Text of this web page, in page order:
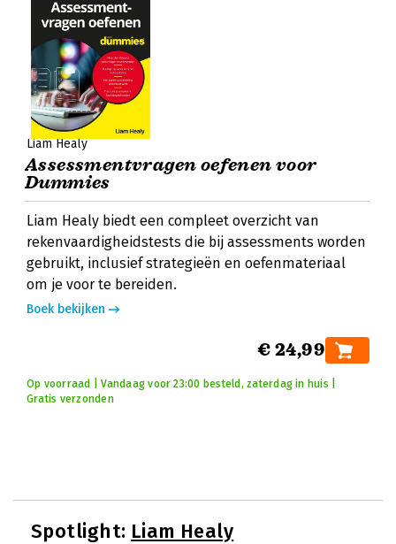
Liam Healy
Assessmentvragen oefenen voor
Dummies
Liam Healy biedt een compleet overzicht van
rekenvaardigheidstests die bij assessments worden
gebruikt, inclusief strategieën en oefenmateriaal
om je voor te bereiden.
Boek bekijken
€ 24,99
Op voorraad | Vandaag voor 23:00 besteld, zaterdag in huis |
Gratis verzonden
Spotlight: Liam Healy